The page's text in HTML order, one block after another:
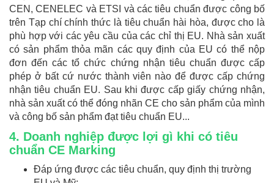
CEN, CENELEC và ETSI và các tiêu chuẩn được công bố
trên Tạp chí chính thức là tiêu chuẩn hài hòa, được cho là
phù hợp với các yêu cầu của các chỉ thị EU. Nhà sản xuất
có sản phẩm thỏa mãn các quy định của EU có thể nộp
đơn đến các tổ chức chứng nhận tiêu chuẩn được cấp
phép ở bất cứ nước thành viên nào để được cấp chứng
nhận tiêu chuẩn EU. Sau khi được cấp giấy chứng nhận,
nhà sản xuất có thể đóng nhãn CE cho sản phẩm của mình
và công bố sản phẩm đạt tiêu chuẩn EU...
4. Doanh nghiệp được lợi gì khi có tiêu
chuẩn CE Marking
Đáp ứng được các tiêu chuẩn, quy định thị trường